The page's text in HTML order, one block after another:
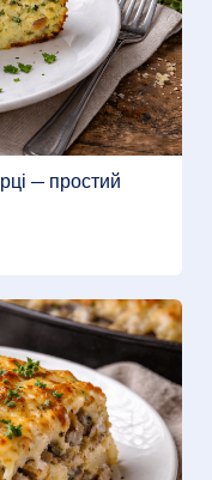
— простий